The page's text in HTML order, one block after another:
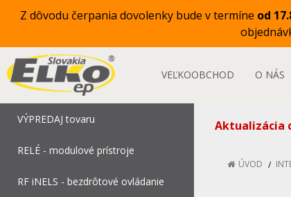
Z dôvodu čerpania dovolenky bude v termíne od
VEĽKOOBCHOD O NÁS
VÝPREDAJ tovaru
RELÉ - modulové prístroje
RF iNELS - bezdrôtové ovládanie
Aktualizácia
ÚVOD